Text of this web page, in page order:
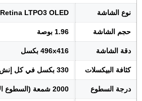
نوع الشاشة Retina LTPO3 OLED
حجم الشاشة 1.96 بوصة
دقة الشاشة 496x416 بكسل
كثافة البيكسلات 330 بكسل في كل إنش
درجة السطوع 2000 شمعة (السطوع الأقصى)